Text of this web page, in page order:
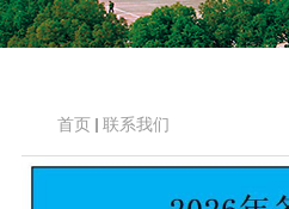
首页 联系我们